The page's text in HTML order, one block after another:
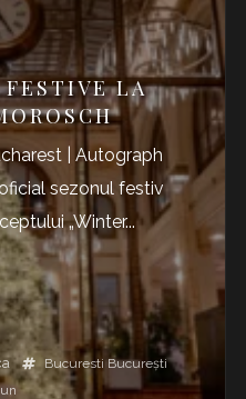
FESTIVE LA
| Autograph
sezonul festiv
„Winter...
Bucuresti Bucureşti